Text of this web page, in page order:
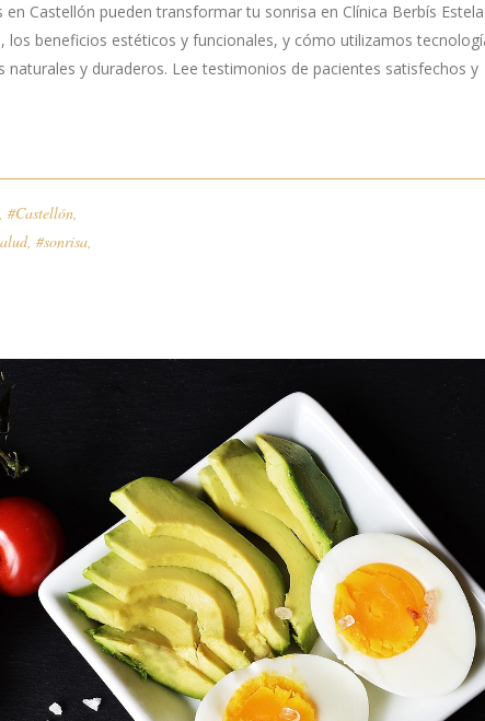
Castellón pueden transformar tu sonrisa en Clínica Berbís Estela.
los beneficios estéticos y funcionales, y cómo utilizamos
naturales y duraderos. Lee testimonios de pacientes satisfechos y
, #Castellón,
, #sonrisa,